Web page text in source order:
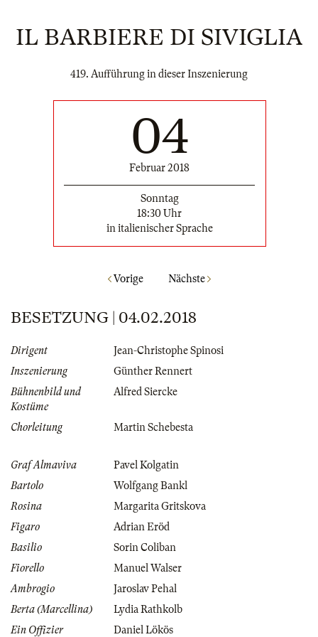
IL BARBIERE DI SIVIGLIA
419. Aufführung in dieser Inszenierung
04
Februar 2018
Sonntag
18:30 Uhr
in italienischer Sprache
Vorige Nächste
BESETZUNG | 04.02.2018
Dirigent
Jean-Christophe Spinosi
Inszenierung
Günther Rennert
Bühnenbild und
Kostüme
Alfred Siercke
Chorleitung Martin Schebesta
Graf Almaviva
Pavel Kolgatin
Bartolo
Wolfgang Bankl
Rosina
Margarita Gritskova
Figaro
Adrian Eröd
Basilio
Sorin Coliban
Fiorello
Manuel Walser
Ambrogio
Jaroslav Pehal
Berta (Marcellina)
Lydia Rathkolb
Ein Offizier
Daniel Lökös